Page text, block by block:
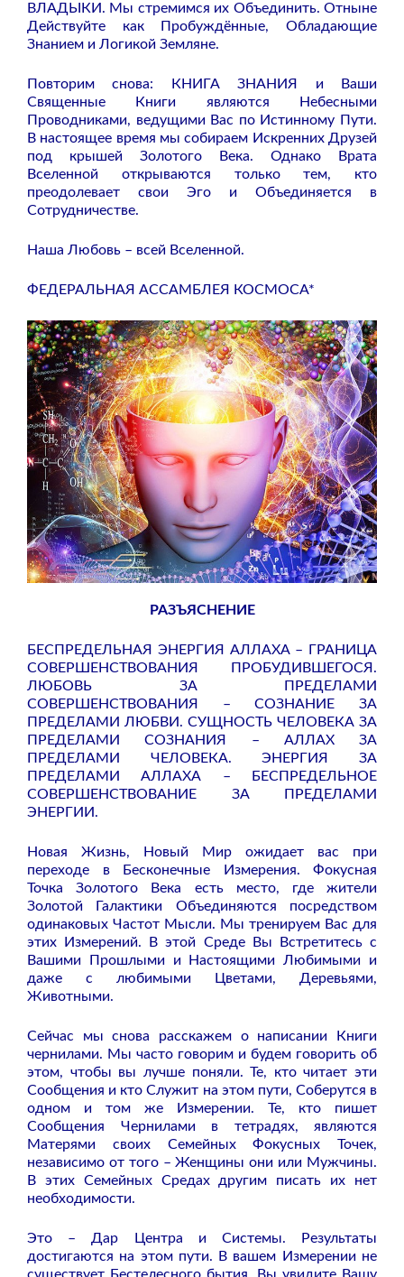
ВЛАДЫКИ. Мы стремимся их Объединить. Отныне
Действуйте как Пробуждённые, Обладающие
Знанием и Логикой Земляне.
Повторим снова: КНИГА ЗНАНИЯ и Ваши
Священные Книги являются Небесными
Проводниками, ведущими Вас по Истинному Пути.
В настоящее время мы собираем Искренних Друзей
под крышей Золотого Века. Однако Врата
Вселенной открываются только тем, кто
преодолевает свои Эго и Объединяется в
Сотрудничестве.
Наша Любовь – всей Вселенной.
ФЕДЕРАЛЬНАЯ АССАМБЛЕЯ КОСМОСА*
РАЗЪЯСНЕНИЕ
БЕСПРЕДЕЛЬНАЯ ЭНЕРГИЯ АЛЛАХА – ГРАНИЦА
СОВЕРШЕНСТВОВАНИЯ ПРОБУДИВШЕГОСЯ.
ЛЮБОВЬ ЗА ПРЕДЕЛАМИ
СОВЕРШЕНСТВОВАНИЯ – СОЗНАНИЕ ЗА
ПРЕДЕЛАМИ ЛЮБВИ. СУЩНОСТЬ ЧЕЛОВЕКА ЗА
ПРЕДЕЛАМИ СОЗНАНИЯ – АЛЛАХ ЗА
ПРЕДЕЛАМИ ЧЕЛОВЕКА. ЭНЕРГИЯ ЗА
ПРЕДЕЛАМИ АЛЛАХА – БЕСПРЕДЕЛЬНОЕ
СОВЕРШЕНСТВОВАНИЕ ЗА ПРЕДЕЛАМИ
ЭНЕРГИИ.
Новая Жизнь, Новый Мир ожидает вас при
переходе в Бесконечные Измерения. Фокусная
Точка Золотого Века есть место, где жители
Золотой Галактики Объединяются посредством
одинаковых Частот Мысли. Мы тренируем Вас для
этих Измерений. В этой Среде Вы Встретитесь с
Вашими Прошлыми и Настоящими Любимыми и
даже с любимыми Цветами, Деревьями,
Животными.
Сейчас мы снова расскажем о написании Книги
чернилами. Мы часто говорим и будем говорить об
этом, чтобы вы лучше поняли. Те, кто читает эти
Сообщения и кто Служит на этом пути, Соберутся в
одном и том же Измерении. Те, кто пишет
Сообщения Чернилами в тетрадях, являются
Матерями своих Семейных Фокусных Точек,
независимо от того – Женщины они или Мужчины.
В этих Семейных Средах другим писать их нет
необходимости.
Это – Дар Центра и Системы. Результаты
достигаются на этом пути. В вашем Измерении не
существует Бестелесного бытия. Вы увидите Вашу